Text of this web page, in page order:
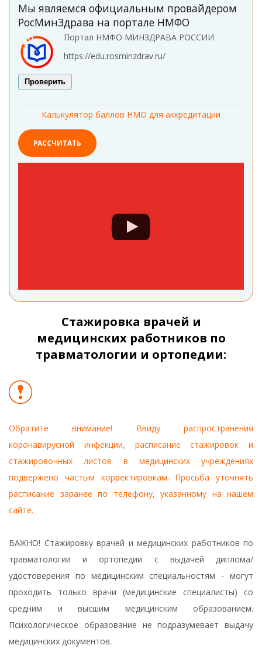
Мы являемся официальным провайдером
РосМинЗдрава на портале НМФО
Портал НМФО МИНЗДРАВА РОССИИ
https://edu.rosminzdrav.ru/
Проверить
Калькулятор баллов НМО для аккредитации
РАССЧИТАТЬ
Стажировка врачей и
медицинских работников по
травматологии и ортопедии:
Обратите внимание! Ввиду распространения
коронавирусной инфекции, расписание стажировок и
стажировочных листов в медицинских учреждениях
подвержено частым корректировкам. Просьба уточнять
расписание заранее по телефону, указанному на нашем
сайте.
ВАЖНО! Стажировку врачей и медицинских работников по
травматологии и ортопедии с выдачей диплома/
удостоверения по медицинским специальностям - могут
проходить только врачи (медицинские специалисты) со
средним и высшим медицинским образованием.
Психологическое образование не подразумевает выдачу
медицинских документов.